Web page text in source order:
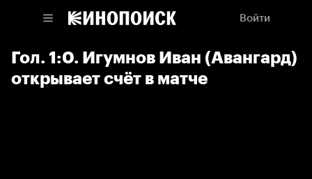
Войти
Гол. 1:0. Игумнов Иван (Авангард)
открывает счёт в матче